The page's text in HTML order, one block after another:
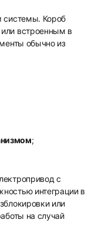
системы. Короб
встроенным в
обычно из
;
с
интеграции в
или
на случай